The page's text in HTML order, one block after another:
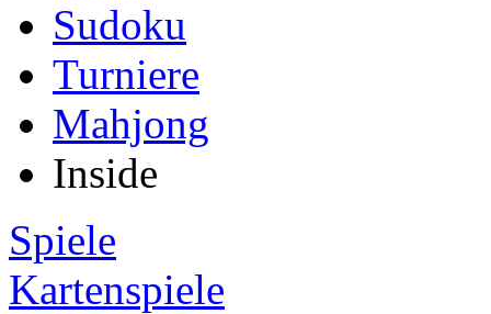
Sudoku
Turniere
Mahjong
Inside
Spiele
Kartenspiele